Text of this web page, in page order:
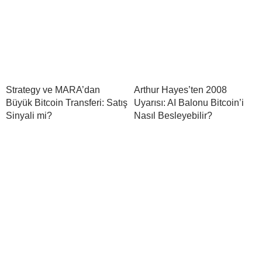
Strategy ve MARA’dan
Büyük Bitcoin Transferi: Satış
Sinyali mi?
Arthur Hayes’ten 2008
Uyarısı: AI Balonu Bitcoin’i
Nasıl Besleyebilir?